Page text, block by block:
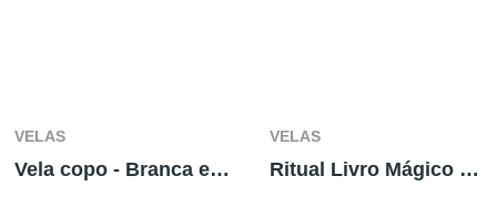
VELAS
Vela copo - Branca e Azul
VELAS
Ritual Livro Mágico São Cipriano